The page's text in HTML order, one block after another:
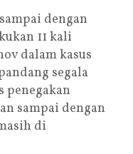
dengan
11 kali
dalam kasus
segala
penegakan
sampai dengan
di